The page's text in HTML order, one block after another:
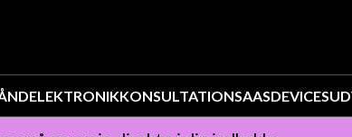
ELEKTRONIKKONSULTATIONSAASDEVICES